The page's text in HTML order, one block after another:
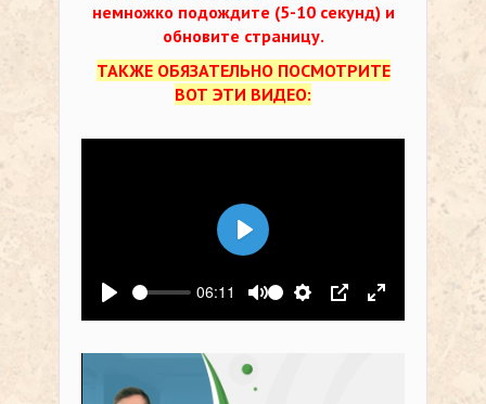
немножко подождите (5-10 секунд) и
обновите страницу.
ТАКЖЕ ОБЯЗАТЕЛЬНО ПОСМОТРИТЕ
ВОТ ЭТИ ВИДЕО:
Воспроизвести
06:11
Выключить звук
Настройки
PIP На весь
Воспроизвести